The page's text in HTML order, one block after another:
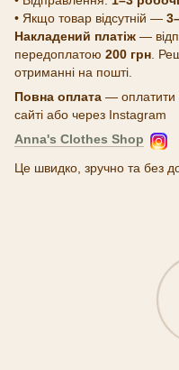
• Якщо товар відсутній —
Накладений платіж —
передоплатою 200 грн .
отриманні на пошті.
Повна оплата —
сайті або через Instagram
Anna's Clothes Shop
Це швидко, зручно та без